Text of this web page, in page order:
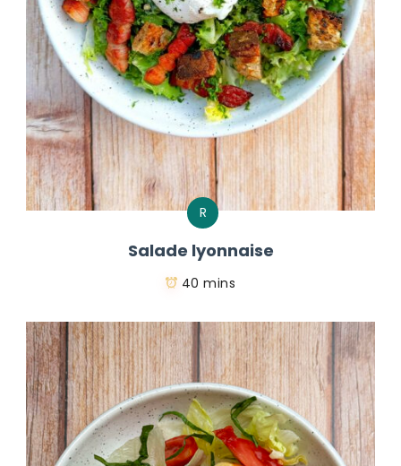
R
Salade lyonnaise
40 mins